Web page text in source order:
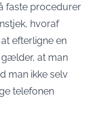
faste procedurer
hvoraf
efterligne en
at man
man ikke selv
telefonen